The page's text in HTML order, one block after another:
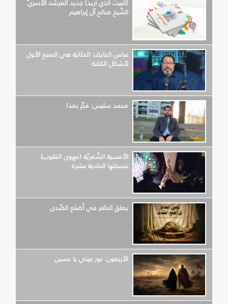
(البيت الذي أريد) جديد المرشد الأسريّ
الشّيخ صالح آل إبراهيم
عباس الحايك: الحكاية هي المنبع الأول
لأشكال الكتابة
محمد سليس: فكّر بعد!
الأمسية الشّعريّة (مهوى القلوب)
بنسختها الحادية عشرة
يعلق الحافر في أضلع الصّدى
الأربعون: نور عيني يا حسين